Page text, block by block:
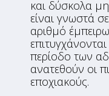
και δύσκολα
είναι γνωστά
αριθμό
περίοδο των
ανατεθούν οι
εποχιακούς.